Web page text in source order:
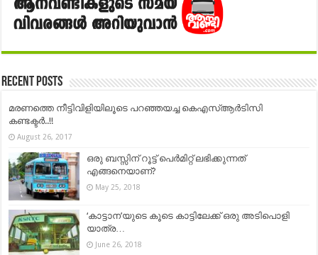
Recent Posts
മരണത്തെ നീട്ടിവിളിയിലൂടെ പറഞ്ഞയച്ച കെഎസ്ആര്‍ടിസി
കണ്ടക്ടര്‍..!!
August 26, 2017
ഒരു ബസ്സിന്‌ റൂട്ട് പെർമിറ്റ് ലഭിക്കുന്നത്
എങ്ങനെയാണ്?
May 25, 2018
‘കാട്ടാന’യുടെ കൂടെ കാട്ടിലേക്ക് ഒരു അടിപൊളി
യാത്ര…
June 26, 2018